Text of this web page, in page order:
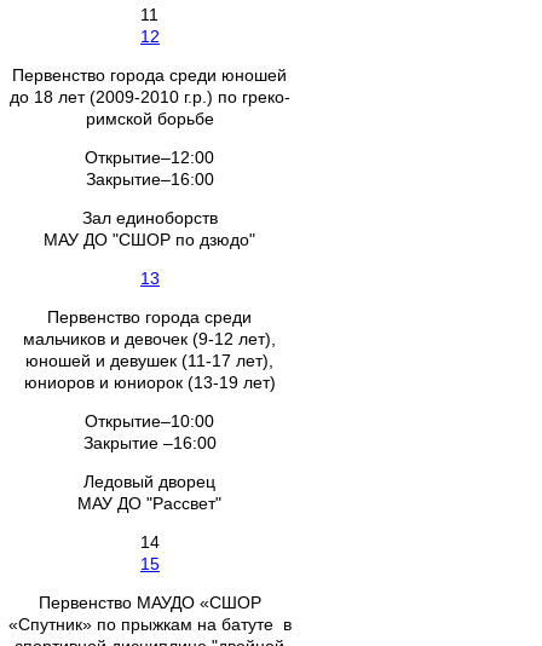
11
12
Первенство города среди юношей
до 18 лет (2009-2010 г.р.) по греко-
римской борьбе
Открытие–12:00
Закрытие–16:00
Зал единоборств
МАУ ДО "СШОР по дзюдо"
13
Первенство города среди
мальчиков и девочек (9-12 лет),
юношей и девушек (11-17 лет),
юниоров и юниорок (13-19 лет)
Открытие–10:00
Закрытие –16:00
Ледовый дворец
МАУ ДО "Рассвет"
14
15
Первенство МАУДО «СШОР
«Спутник» по прыжкам на батуте в